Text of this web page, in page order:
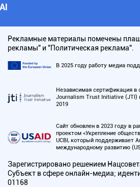
АI
Рекламные материалы помечены
рекламы" и "Политическая реклама".
В 2025 году работу медиа
Независимая сертификация в
Journalism Trust Initiative (JTI)
2019
Сайт обновлен в 2023 году в
проектом «Укрепление
UCBI, который поддерживает
международному развитию
Зарегистрировано решением
Субъект в сфере онлайн-медиа;
01168